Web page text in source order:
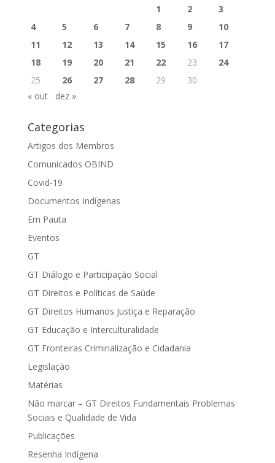
1
2
3
4
5 6 7 8 9
10
11
12 13 14 15 16
17
18
19 20 21 22 23
24
25
26 27 28 29
30
« out
dez »
Categorias
Artigos dos Membros
Comunicados OBIND
Covid-19
Documentos Indígenas
Em Pauta
Eventos
GT
GT Diálogo e Participação Social
GT Direitos e Políticas de Saúde
GT Direitos Humanos Justiça e Reparação
GT Educação e Interculturalidade
GT Fronteiras Criminalização e Cidadania
Legislação
Matérias
Não marcar – GT Direitos Fundamentais Problemas
Sociais e Qualidade de Vida
Publicações
Resenha Indígena